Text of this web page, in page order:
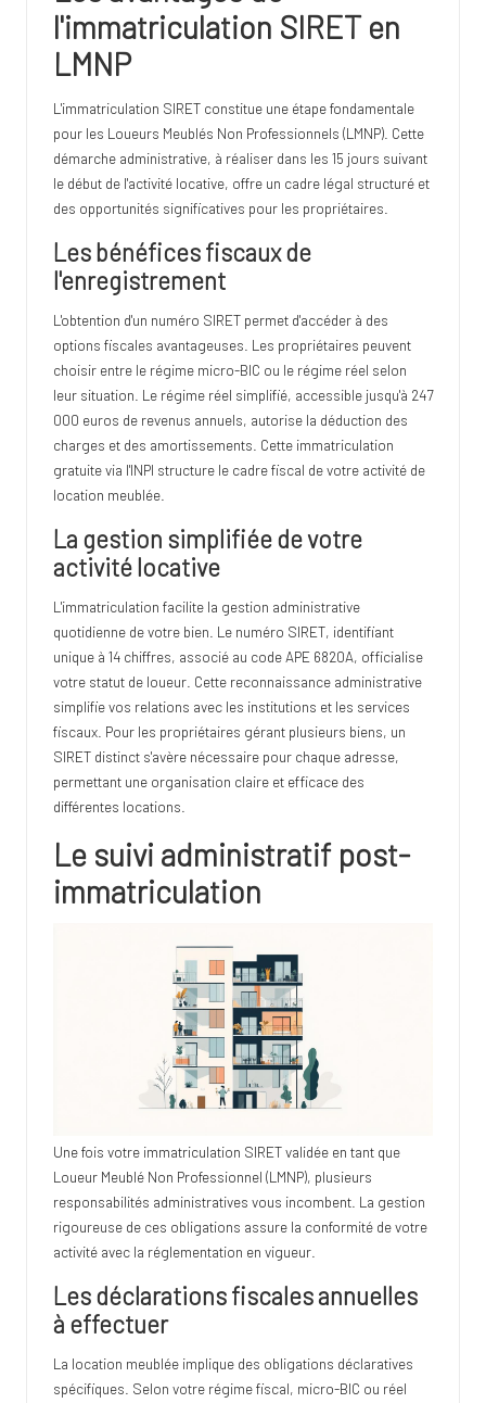
l'immatriculation SIRET en
LMNP
L'immatriculation SIRET constitue une étape fondamentale
pour les Loueurs Meublés Non Professionnels (LMNP). Cette
démarche administrative, à réaliser dans les 15 jours suivant
le début de l'activité locative, offre un cadre légal structuré et
des opportunités significatives pour les propriétaires.
Les bénéfices fiscaux de
l'enregistrement
L'obtention d'un numéro SIRET permet d'accéder à des
options fiscales avantageuses. Les propriétaires peuvent
choisir entre le régime micro-BIC ou le régime réel selon
leur situation. Le régime réel simplifié, accessible jusqu'à 247
000 euros de revenus annuels, autorise la déduction des
charges et des amortissements. Cette immatriculation
gratuite via l'INPI structure le cadre fiscal de votre activité de
location meublée.
La gestion simplifiée de votre
activité locative
L'immatriculation facilite la gestion administrative
quotidienne de votre bien. Le numéro SIRET, identifiant
unique à 14 chiffres, associé au code APE 6820A, officialise
votre statut de loueur. Cette reconnaissance administrative
simplifie vos relations avec les institutions et les services
fiscaux. Pour les propriétaires gérant plusieurs biens, un
SIRET distinct s'avère nécessaire pour chaque adresse,
permettant une organisation claire et efficace des
différentes locations.
Le suivi administratif post-
immatriculation
Une fois votre immatriculation SIRET validée en tant que
Loueur Meublé Non Professionnel (LMNP), plusieurs
responsabilités administratives vous incombent. La gestion
rigoureuse de ces obligations assure la conformité de votre
activité avec la réglementation en vigueur.
Les déclarations fiscales annuelles
à effectuer
La location meublée implique des obligations déclaratives
spécifiques. Selon votre régime fiscal, micro-BIC ou réel